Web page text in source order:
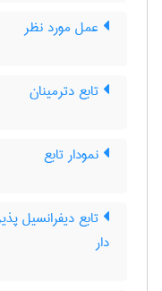
عمل مورد نظر
تابع دترمینان
نمودار تابع
تابع دیفرانسیل
دار